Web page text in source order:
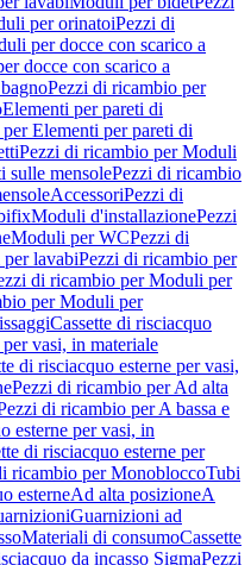
per orinatoiPezzi di
per docce con scarico a
docce con scarico a
Pezzi di ricambio per
Elementi per pareti di
Elementi per pareti di
Pezzi di ricambio per Moduli
sulle mensolePezzi di ricambio
AccessoriPezzi di
Moduli d'installazionePezzi
Moduli per WCPezzi di
lavabiPezzi di ricambio per
di ricambio per Moduli per
per Moduli per
Cassette di risciacquo
vasi, in materiale
di risciacquo esterne per vasi,
Pezzi di ricambio per Ad alta
di ricambio per A bassa e
esterne per vasi, in
di risciacquo esterne per
ricambio per MonobloccoTubi
esterneAd alta posizioneA
Guarnizioni ad
Materiali di consumoCassette
da incasso SigmaPezzi